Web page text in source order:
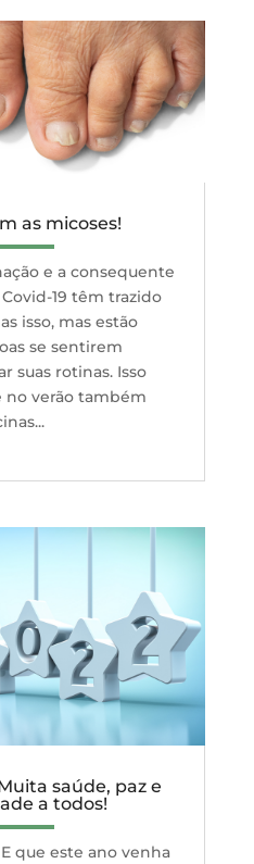
as micoses!
e a consequente
19 têm trazido
isso, mas estão
se sentirem
suas rotinas. Isso
no verão também
saúde, paz e
a todos!
que este ano venha